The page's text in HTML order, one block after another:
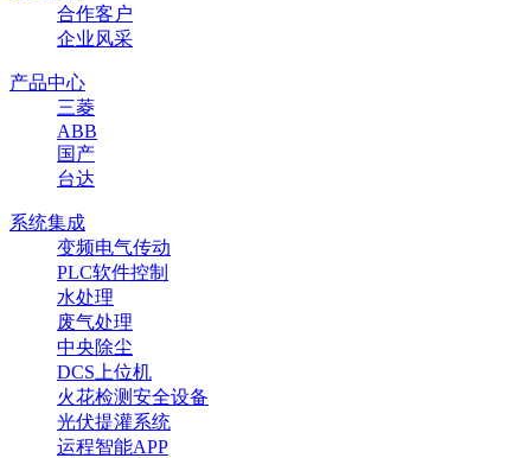
合作客户
企业风采
产品中心
三菱
ABB
国产
台达
系统集成
变频电气传动
PLC软件控制
水处理
废气处理
中央除尘
DCS上位机
火花检测安全设备
光伏提灌系统
运程智能APP